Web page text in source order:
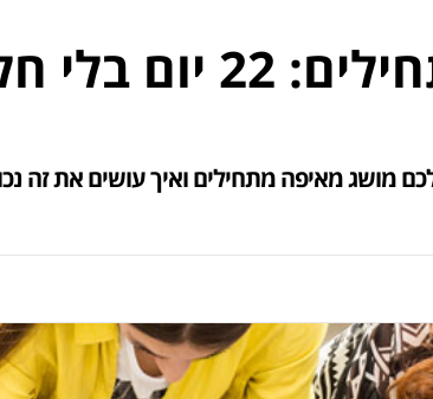
ואיך עושים את זה נכון וגם טעים? אנשי אתגר +22